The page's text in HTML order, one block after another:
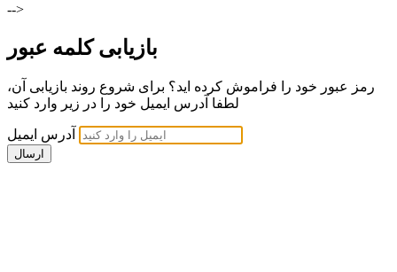
-->
بازیابی کلمه عبور
رمز عبور خود را فراموش کرده اید؟ برای شروع روند بازیابی آن،
لطفا آدرس ایمیل خود را در زیر وارد کنید
آدرس ایمیل
ارسال